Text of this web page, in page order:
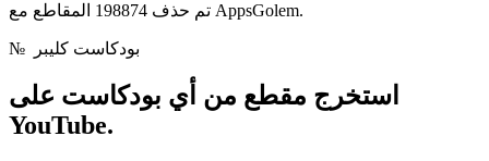
تم حذف 198874 المقاطع مع AppsGolem.
№ بودكاست كليبر
استخرج مقطع من أي بودكاست على
YouTube.